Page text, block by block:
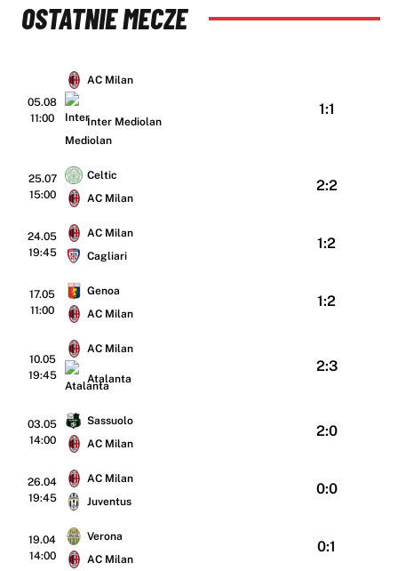
OSTATNIE MECZE
05.08
11:00
AC Milan
Inter Mediolan
1:1
25.07
15:00
Celtic
AC Milan
2:2
24.05
19:45
AC Milan
Cagliari
1:2
17.05
11:00
Genoa
AC Milan
1:2
10.05
19:45
AC Milan
Atalanta
2:3
03.05
14:00
Sassuolo
AC Milan
2:0
26.04
19:45
AC Milan
Juventus
0:0
19.04
14:00
Verona
AC Milan
0:1